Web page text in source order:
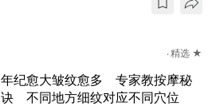
精选 ★
年纪愈大皱纹愈多 专家教按摩秘
诀 不同地方细纹对应不同穴位